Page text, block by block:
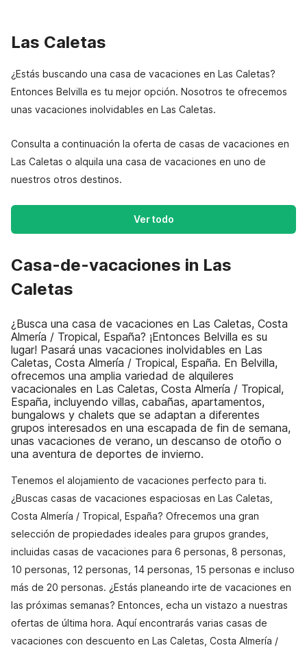
Las Caletas
¿Estás buscando una casa de vacaciones en Las Caletas?
Entonces Belvilla es tu mejor opción. Nosotros te ofrecemos
unas vacaciones inolvidables en Las Caletas.
Consulta a continuación la oferta de casas de vacaciones en
Las Caletas o alquila una casa de vacaciones en uno de
nuestros otros destinos.
Ver todo
Casa-de-vacaciones in Las
Caletas
¿Busca una casa de vacaciones en Las Caletas, Costa
Almería / Tropical, España? ¡Entonces Belvilla es su
lugar! Pasará unas vacaciones inolvidables en Las
Caletas, Costa Almería / Tropical, España. En Belvilla,
ofrecemos una amplia variedad de alquileres
vacacionales en Las Caletas, Costa Almería / Tropical,
España, incluyendo villas, cabañas, apartamentos,
bungalows y chalets que se adaptan a diferentes
grupos interesados en una escapada de fin de semana,
unas vacaciones de verano, un descanso de otoño o
una aventura de deportes de invierno.
Tenemos el alojamiento de vacaciones perfecto para ti.
¿Buscas casas de vacaciones espaciosas en Las Caletas,
Costa Almería / Tropical, España? Ofrecemos una gran
selección de propiedades ideales para grupos grandes,
incluidas casas de vacaciones para 6 personas, 8 personas,
10 personas, 12 personas, 14 personas, 15 personas e incluso
más de 20 personas. ¿Estás planeando irte de vacaciones en
las próximas semanas? Entonces, echa un vistazo a nuestras
ofertas de última hora. Aquí encontrarás varias casas de
vacaciones con descuento en Las Caletas, Costa Almería /